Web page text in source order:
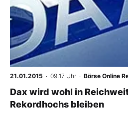
21.01.2015 · 09:17 Uhr · Börse Online
Dax wird wohl in
Rekordhochs bleiben